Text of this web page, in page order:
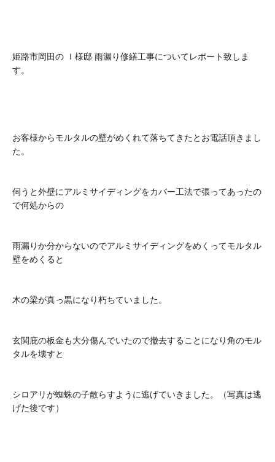
姫路市岡田の Ｉ様邸 雨漏り修繕工事についてレポート致しま
す。
お客様からモルタルの壁がめくれて落ちてきたとお電話頂きまし
た。
伺うと外壁にアルミサイディングをカバー工法で張ってあったの
で何処からの
雨漏りか分からないのでアルミサイディングをめくってモルタル
壁をめくると
木の梁が真っ黒になり朽ちていました。
玄関庇の板金も大分傷んでいたので撤去することになり角のモル
タルを壊すと
シロアリが蜘蛛の子散らすように逃げていきました。（写真は逃
げた後です）